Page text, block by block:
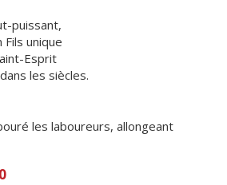
puissant,
Fils unique
Esprit
les siècles.
les laboureurs, allongeant